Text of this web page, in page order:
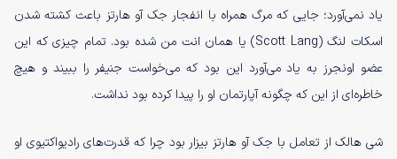
یاد نمی‌آورد؛ جایی که مرگ همراه با انفجار جک آو هارتز باعث کشته شدن
اسکات لنگ (Scott Lang) یا همان انت من شده بود. تمام چیزی که این
عضو اونجرز به یاد می‌آورد این بود که می‌خواست جنیفر را ببیند و هیچ
خاطره‌ای از این که چگونه آپارتمان او را پیدا کرده بود نداشت.
شی هالک از تعامل با جک آو هارتز بیزار بود چرا که قدرت‌های رادیواکتیوی او